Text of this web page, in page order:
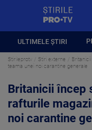
ULTIMELE ȘTIRI
Stirileprotv Stiri externe
teama unei noi carantine generale
Britanicii încep
rafturile
noi carantine